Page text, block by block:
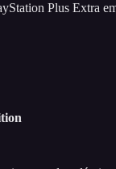
Plus Extra